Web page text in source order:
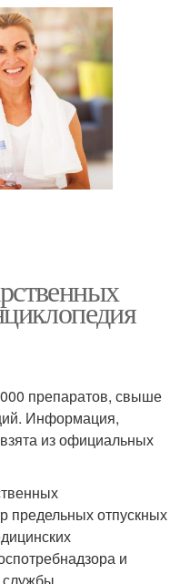
препаратов, свыше
Информация,
из официальных
предельных отпускных
и